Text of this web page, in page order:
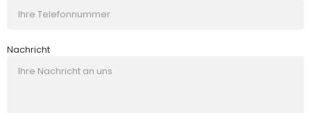
Nachricht